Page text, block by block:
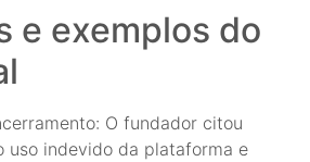
e exemplos do
O fundador citou
uso indevido da plataforma e